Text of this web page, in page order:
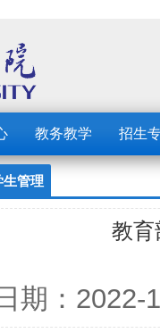
教务教学 招生
生管理
教育
日期：